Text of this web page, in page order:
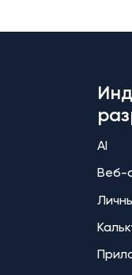
AI
Веб-